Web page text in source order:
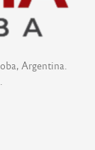
Argentina.